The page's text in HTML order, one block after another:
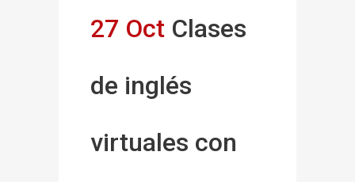
27 Oct Clases
de inglés
virtuales con